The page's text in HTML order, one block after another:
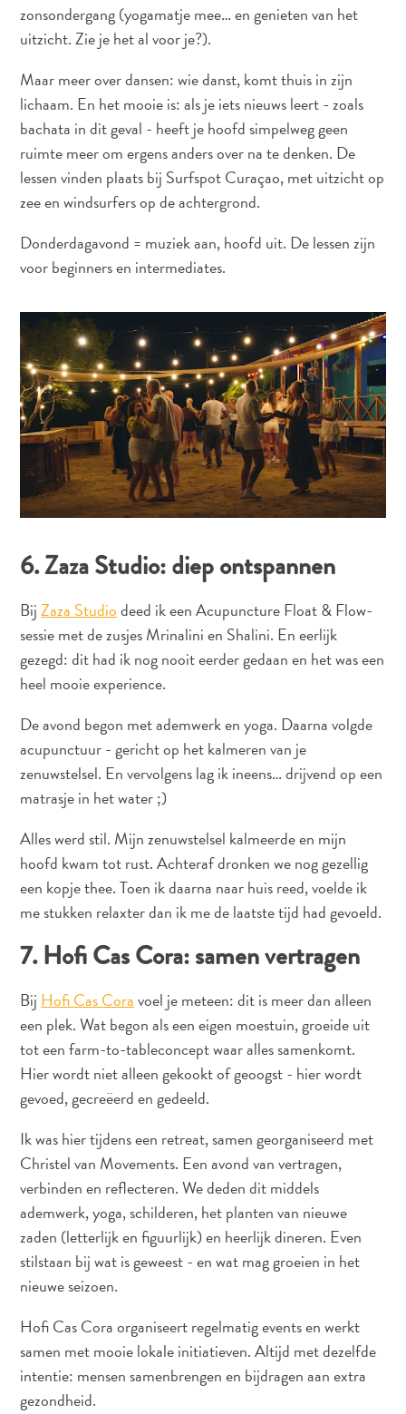
D
E
L
A
D
S
DEUTSCH
ESPAÑOL
NEDERLANDS
PORTUGUÊS
zonsondergang (yogamatje mee… en genieten van het
uitzicht. Zie je het al voor je?).
Maar meer over dansen: wie danst, komt thuis in zijn
lichaam. En het mooie is: als je iets nieuws leert - zoals
bachata in dit geval - heeft je hoofd simpelweg geen
ruimte meer om ergens anders over na te denken. De
lessen vinden plaats bij Surfspot Curaçao, met uitzicht op
zee en windsurfers op de achtergrond.
Donderdagavond = muziek aan, hoofd uit. De lessen zijn
voor beginners en intermediates.
6. Zaza Studio: diep ontspannen
BijZaza Studiodeed ik een Acupuncture Float & Flow-
sessie met de zusjes Mrinalini en Shalini. En eerlijk
gezegd: dit had ik nog nooit eerder gedaan en het was een
heel mooie experience.
De avond begon met ademwerk en yoga. Daarna volgde
acupunctuur - gericht op het kalmeren van je
zenuwstelsel. En vervolgens lag ik ineens… drijvend op een
matrasje in het water ;)
Alles werd stil. Mijn zenuwstelsel kalmeerde en mijn
hoofd kwam tot rust. Achteraf dronken we nog gezellig
een kopje thee. Toen ik daarna naar huis reed, voelde ik
me stukken relaxter dan ik me de laatste tijd had gevoeld.
7. Hofi Cas Cora: samen vertragen
Bij Hofi Cas Coravoel je meteen: dit is meer dan alleen
een plek. Wat begon als een eigen moestuin, groeide uit
tot een farm-to-tableconcept waar alles samenkomt.
Hier wordt niet alleen gekookt of geoogst - hier wordt
gevoed, gecreëerd en gedeeld.
Ik was hier tijdens een retreat, samen georganiseerd met
Christel van Movements. Een avond van vertragen,
verbinden en reflecteren. We deden dit middels
ademwerk, yoga, schilderen, het planten van nieuwe
zaden (letterlijk en figuurlijk) en heerlijk dineren. Even
stilstaan bij wat is geweest - en wat mag groeien in het
nieuwe seizoen.
Hofi Cas Cora organiseert regelmatig events en werkt
samen met mooie lokale initiatieven. Altijd met dezelfde
intentie: mensen samenbrengen en bijdragen aan extra
gezondheid.